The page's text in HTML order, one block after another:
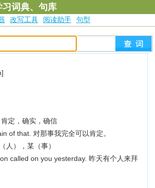
词典、句库
改写工具 阅读助手 句型
定，确实，确信
of that. 对那事我完全可以肯定。
人），某（事）
called on you yesterday. 昨天有个人来拜